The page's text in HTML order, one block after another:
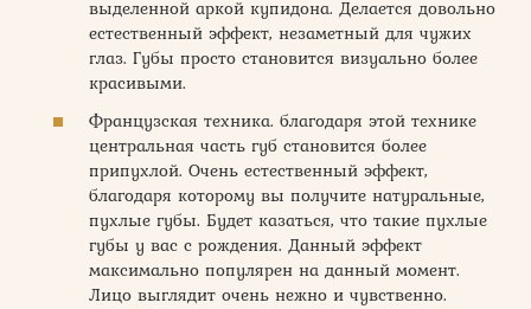
выделенной аркой купидона. Делается довольно
естественный эффект, незаметный для чужих
глаз. Губы просто становится визуально более
красивыми.
Французская техника. благодаря этой технике
центральная часть губ становится более
припухлой. Очень естественный эффект,
благодаря которому вы получите натуральные,
пухлые губы. Будет казаться, что такие пухлые
губы у вас с рождения. Данный эффект
максимально популярен на данный момент.
Лицо выглядит очень нежно и чувственно.